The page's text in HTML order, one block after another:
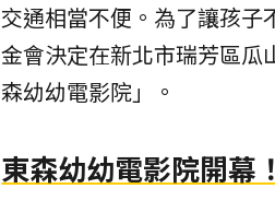
交通相當不便。為了讓孩
金會決定在新北市瑞芳區瓜
森幼幼電影院」。
東森幼幼電影院開幕